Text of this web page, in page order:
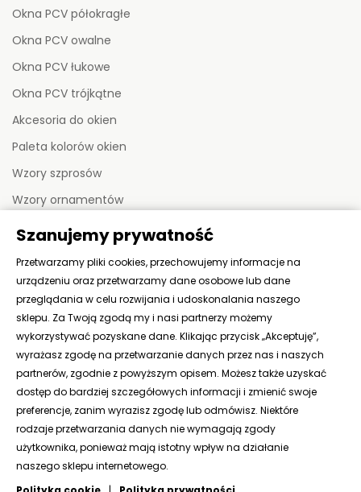
Okna PCV półokragłe
Okna PCV owalne
Okna PCV łukowe
Okna PCV trójkątne
Akcesoria do okien
Paleta kolorów okien
Wzory szprosów
Wzory ornamentów
Moje zamówienia
Moje adresy
Moje dane
KONTAKT
Szanujemy prywatność
Przetwarzamy pliki cookies, przechowujemy informacje na
urządzeniu oraz przetwarzamy dane osobowe lub dane
przeglądania w celu rozwijania i udoskonalania naszego
sklepu. Za Twoją zgodą my i nasi partnerzy możemy
wykorzystywać pozyskane dane. Klikając przycisk „Akceptuję”,
wyrażasz zgodę na przetwarzanie danych przez nas i naszych
partnerów, zgodnie z powyższym opisem. Możesz także uzyskać
dostęp do bardziej szczegółowych informacji i zmienić swoje
preferencje, zanim wyrazisz zgodę lub odmówisz. Niektóre
rodzaje przetwarzania danych nie wymagają zgody
użytkownika, ponieważ mają istotny wpływ na działanie
naszego sklepu internetowego.